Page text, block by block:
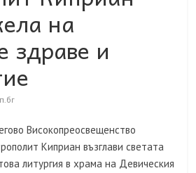
на
здраве и
Високопреосвещенство
Киприан възглави светата
литургия в храма на Девическия